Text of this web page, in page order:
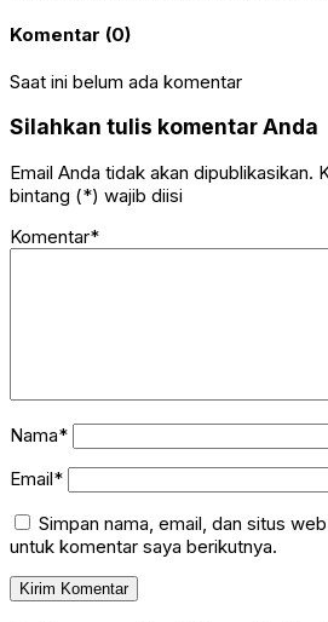
Komentar (0)
Saat ini belum ada komentar
Silahkan tulis komentar Anda
Email Anda tidak akan dipublikasikan.
bintang (*) wajib diisi
Komentar*
Nama*
Email*
Simpan nama, email, dan situs
untuk komentar saya berikutnya.